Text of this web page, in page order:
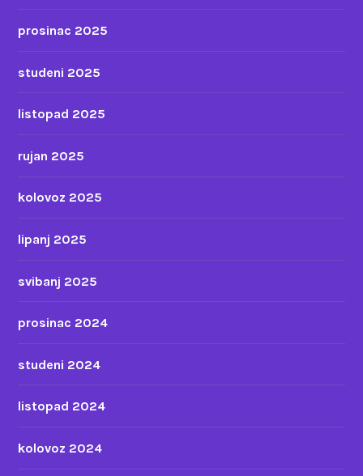
prosinac 2025
studeni 2025
listopad 2025
rujan 2025
kolovoz 2025
lipanj 2025
svibanj 2025
prosinac 2024
studeni 2024
listopad 2024
kolovoz 2024